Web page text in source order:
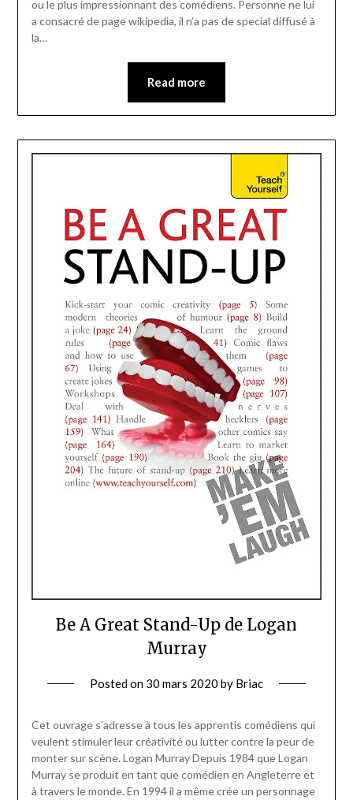
ou le plus impressionnant des comédiens. Personne ne lui
a consacré de page wikipedia, il n’a pas de special diffusé à
la…
Read more
Be A Great Stand-Up de Logan
Murray
Posted on 30 mars 2020 by Briac
Cet ouvrage s’adresse à tous les apprentis comédiens qui
veulent stimuler leur créativité ou lutter contre la peur de
monter sur scène. Logan Murray Depuis 1984 que Logan
Murray se produit en tant que comédien en Angleterre et
à travers le monde. En 1994 il a même crée un personnage